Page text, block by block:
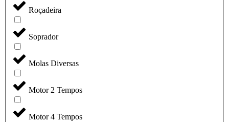
Roçadeira
Soprador
Molas Diversas
Motor 2 Tempos
Motor 4 Tempos